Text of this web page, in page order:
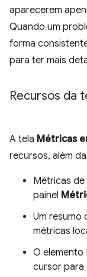
aparecerem
Quando um
forma
para ter mais
Recursos da
A tela Métricas
recursos, além
Métricas
painel
Um resumo
métricas
O elemento
cursor para